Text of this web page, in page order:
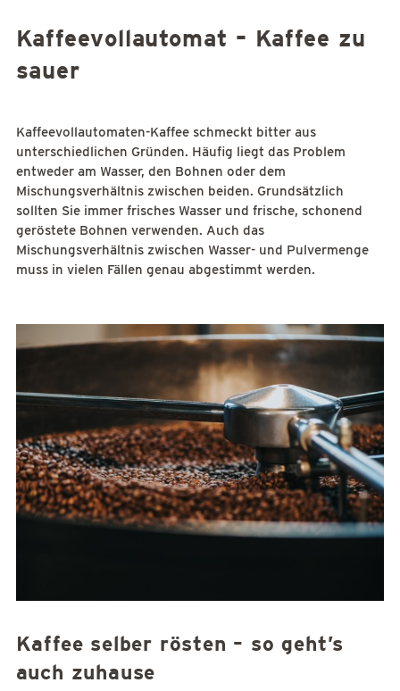
Kaffeevollautomat – Kaffee zu
sauer
Kaffeevollautomaten-Kaffee schmeckt bitter aus
unterschiedlichen Gründen. Häufig liegt das Problem
entweder am Wasser, den Bohnen oder dem
Mischungsverhältnis zwischen beiden. Grundsätzlich
sollten Sie immer frisches Wasser und frische, schonend
geröstete Bohnen verwenden. Auch das
Mischungsverhältnis zwischen Wasser- und Pulvermenge
muss in vielen Fällen genau abgestimmt werden.
Kaffee selber rösten – so geht’s
auch zuhause